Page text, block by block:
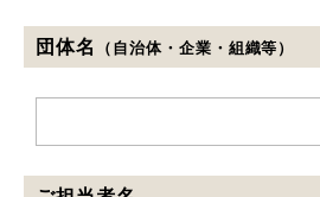
団体名 （自治体・企業・組織等）